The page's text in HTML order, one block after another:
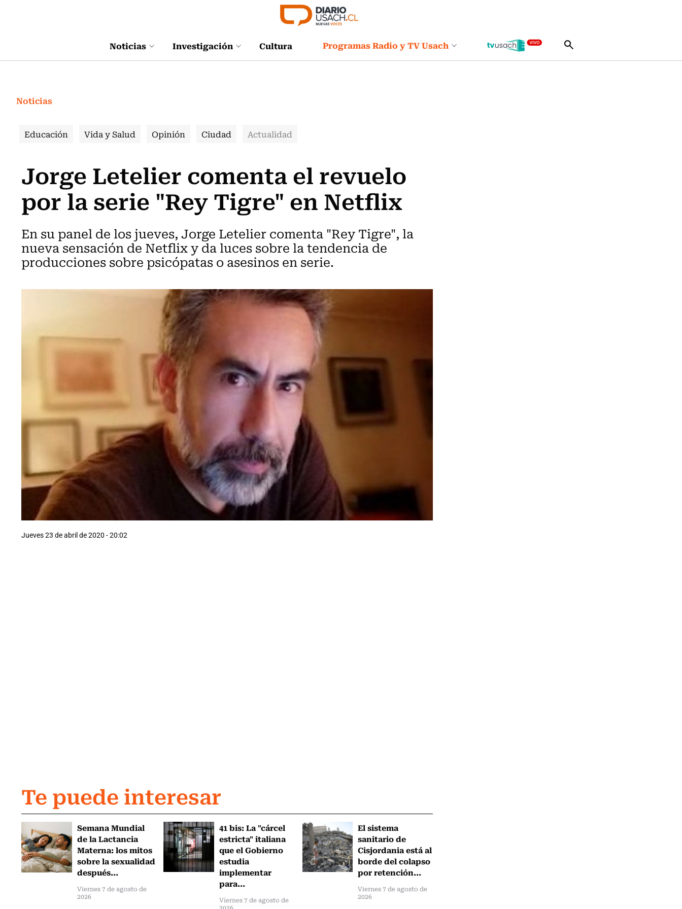
Noticias Investigación Cultura Programas Radio y TV Usach
Noticias
Educación Vida y Salud Opinión Ciudad Actualidad
Jorge Letelier comenta el revuelo
por la serie "Rey Tigre" en Netflix
En su panel de los jueves, Jorge Letelier comenta "Rey Tigre", la
nueva sensación de Netflix y da luces sobre la tendencia de
producciones sobre psicópatas o asesinos en serie.
Jueves 23 de abril de 2020 - 20:02
Te puede interesar
Semana Mundial
de la Lactancia
Materna: los mitos
sobre la sexualidad
después...
Viernes 7 de agosto de
2026
41 bis: La "cárcel
estricta" italiana
que el Gobierno
estudia
implementar
para...
Viernes 7 de agosto de
El sistema
sanitario de
Cisjordania está al
borde del colapso
por retención...
Viernes 7 de agosto de
2026